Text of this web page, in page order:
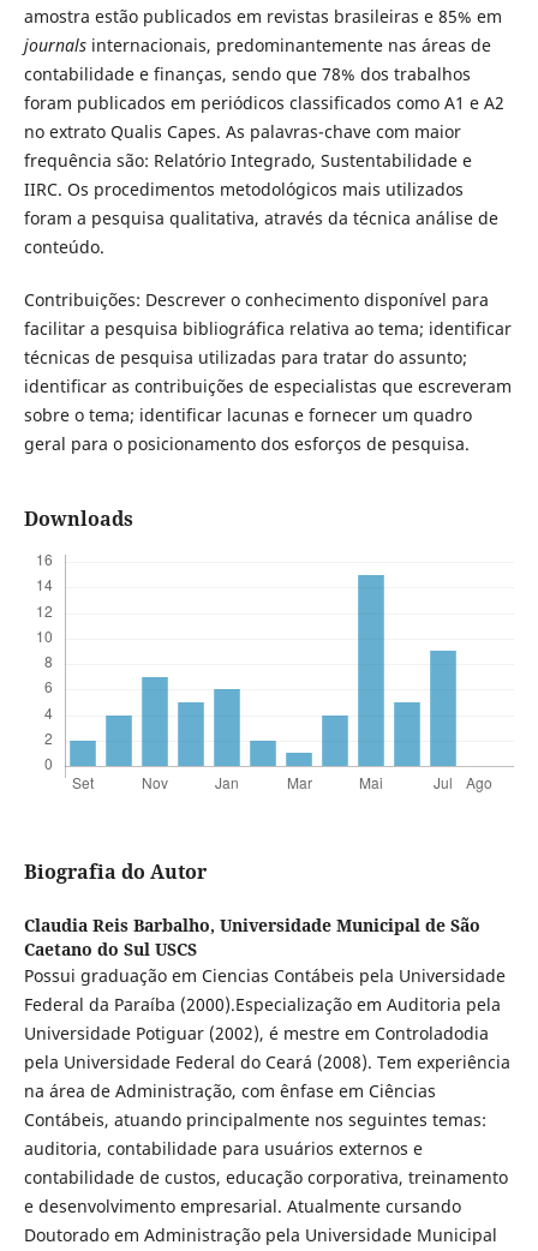
amostra estão publicados em revistas brasileiras e 85% em
journalsinternacionais, predominantemente nas áreas de
contabilidade e finanças, sendo que 78% dos trabalhos
foram publicados em periódicos classificados como A1 e A2
no extrato Qualis Capes. As palavras-chave com maior
frequência são: Relatório Integrado, Sustentabilidade e
IIRC. Os procedimentos metodológicos mais utilizados
foram a pesquisa qualitativa, através da técnica análise de
conteúdo.
Contribuições: Descrever o conhecimento disponível para
facilitar a pesquisa bibliográfica relativa ao tema; identificar
técnicas de pesquisa utilizadas para tratar do assunto;
identificar as contribuições de especialistas que escreveram
sobre o tema; identificar lacunas e fornecer um quadro
geral para o posicionamento dos esforços de pesquisa.
Downloads
Biografia do Autor
Claudia Reis Barbalho, Universidade Municipal de São
Caetano do Sul USCS
Possui graduação em Ciencias Contábeis pela Universidade
Federal da Paraíba (2000).Especialização em Auditoria pela
Universidade Potiguar (2002), é mestre em Controladodia
pela Universidade Federal do Ceará (2008). Tem experiência
na área de Administração, com ênfase em Ciências
Contábeis, atuando principalmente nos seguintes temas:
auditoria, contabilidade para usuários externos e
contabilidade de custos, educação corporativa, treinamento
e desenvolvimento empresarial. Atualmente cursando
Doutorado em Administração pela Universidade Municipal